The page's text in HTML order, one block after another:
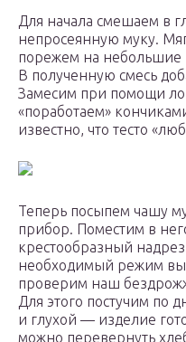
Для начала смешаем в
непросеянную муку.
порежем на небольшие
В полученную смесь
Замесим при помощи
«поработаем»
известно, что тесто
Теперь посыпем чашу
прибор. Поместим в
крестообразный
необходимый режим
проверим наш
Для этого постучим по
и глухой — изделие
можно перевернуть